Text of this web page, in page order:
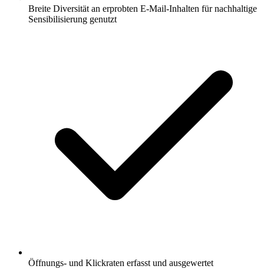
Breite Diversität an erprobten E-Mail-Inhalten für nachhaltige
Sensibilisierung genutzt
Öffnungs- und Klickraten erfasst und ausgewertet